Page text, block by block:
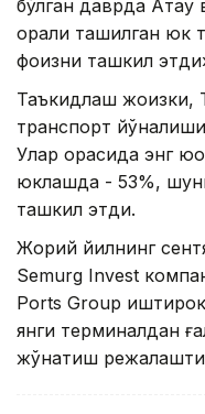
бўлган даврда Ақтау
орқали ташилган
фоизни ташкил
Таъкидлаш жоизки,
транспорт
Улар орасида энг
юклашда - 53%,
ташкил этди.
Жорий йилнинг
Semurg Invest
Ports Group
янги терминалдан
жўнатиш